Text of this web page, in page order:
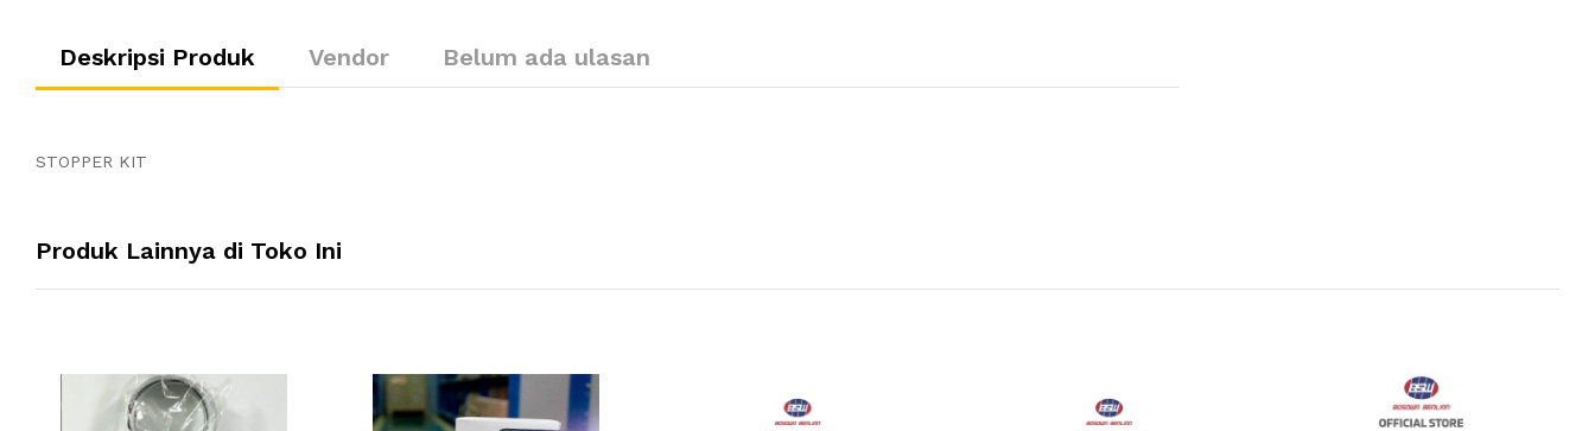
Deskripsi Produk Vendor Belum ada ulasan
STOPPER KIT
Produk Lainnya di Toko Ini